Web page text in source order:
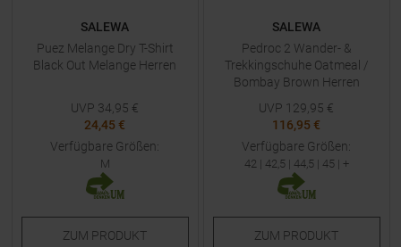
SALEWA
Puez Melange Dry T-Shirt
Black Out Melange Herren
UVP 34,95 €
24,45 €
Verfügbare Größen:
M
ZUM PRODUKT
SALEWA
Pedroc 2 Wander- &
Trekkingschuhe Oatmeal /
Bombay Brown Herren
UVP 129,95 €
116,95 €
Verfügbare Größen:
42| 42,5 | 44,5 | 45 | +
ZUM PRODUKT